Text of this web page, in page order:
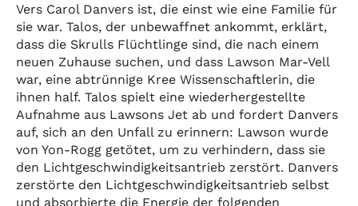
Vers Carol Danvers ist, die einst wie eine Familie für
sie war. Talos, der unbewaffnet ankommt, erklärt,
dass die Skrulls Flüchtlinge sind, die nach einem
neuen Zuhause suchen, und dass Lawson Mar-Vell
war, eine abtrünnige Kree Wissenschaftlerin, die
ihnen half. Talos spielt eine wiederhergestellte
Aufnahme aus Lawsons Jet ab und fordert Danvers
auf, sich an den Unfall zu erinnern: Lawson wurde
von Yon-Rogg getötet, um zu verhindern, dass sie
den Lichtgeschwindigkeitsantrieb zerstört. Danvers
zerstörte den Lichtgeschwindigkeitsantrieb selbst
und absorbierte die Energie der folgenden